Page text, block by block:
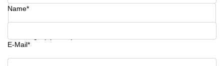
Name*
E-Mail*
Informationen und Preise erhalten